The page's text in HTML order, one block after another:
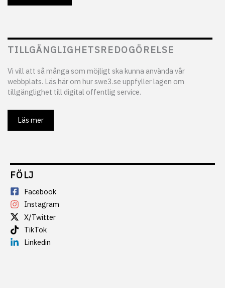
TILLGÄNGLIGHETSREDOGÖRELSE
Vi vill att så många som möjligt ska kunna använda vår
webbplats. Läs här om hur swe3.se uppfyller lagen om
tillgänglighet till digital offentlig service.
Läs mer
FÖLJ
Facebook
Instagram
X/Twitter
TikTok
Linkedin